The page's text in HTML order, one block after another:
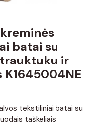
batai su
ir
K1645004NE
tekstiliniai batai su
taškeliais